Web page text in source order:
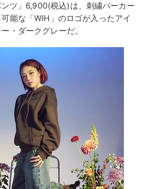
ンツ」6,900(税込)は、刺繍パーカー
能な「WIH」のロゴが入ったアイ
・ダークグレーだ。